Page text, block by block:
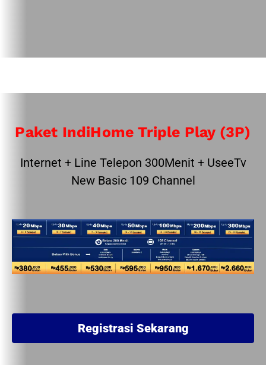
Paket IndiHome Triple Play (3P)
Internet + Line Telepon 300Menit + UseeTv
New Basic 109 Channel
Registrasi Sekarang